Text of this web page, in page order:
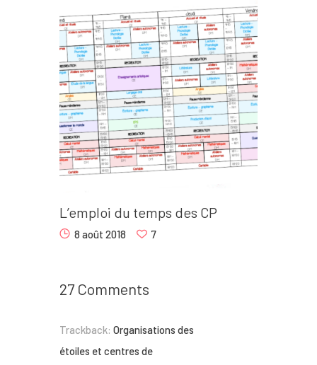
L’emploi du temps des CP
8 août 2018 7
27 Comments
Trackback: Organisations des
étoiles et centres de